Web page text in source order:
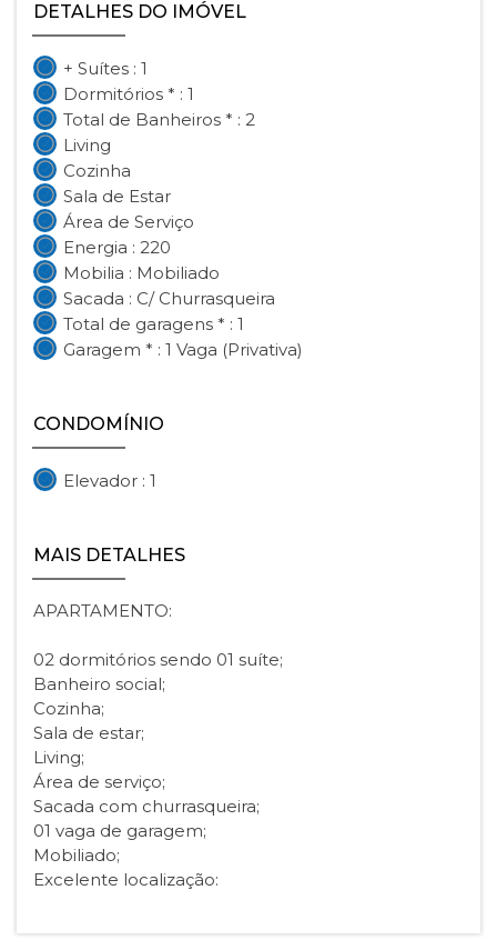
DETALHES DO IMÓVEL
+ Suítes : 1
Dormitórios * : 1
Total de Banheiros * : 2
Living
Cozinha
Sala de Estar
Área de Serviço
Energia : 220
Mobilia : Mobiliado
Sacada : C/ Churrasqueira
Total de garagens * : 1
Garagem * : 1 Vaga (Privativa)
CONDOMÍNIO
Elevador : 1
MAIS DETALHES
APARTAMENTO:
02 dormitórios sendo 01 suíte;
Banheiro social;
Cozinha;
Sala de estar;
Living;
Área de serviço;
Sacada com churrasqueira;
01 vaga de garagem;
Mobiliado;
Excelente localização: